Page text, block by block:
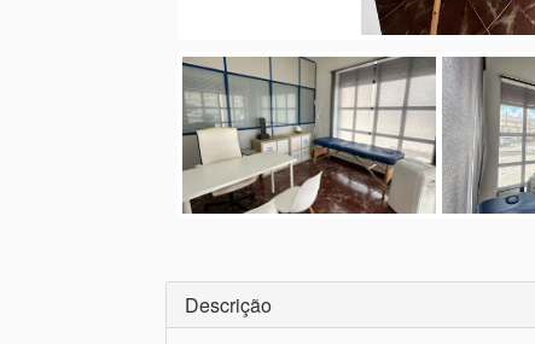
Descrição